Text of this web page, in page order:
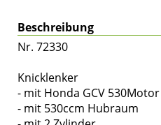
Beschreibung
Nr. 72330
Knicklenker
- mit Honda GCV 530Motor
- mit 530ccm Hubraum